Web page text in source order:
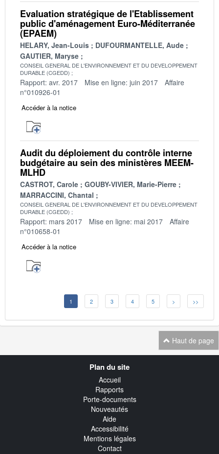
Evaluation stratégique de l'Etablissement
public d'aménagement Euro-Méditerranée
(EPAEM)
HELARY, Jean-Louis
DUFOURMANTELLE, Aude
GAUTIER, Maryse
CONSEIL GENERAL DE L'ENVIRONNEMENT ET DU DEVELOPPEMENT
DURABLE (CGEDD)
Rapport: avr. 2017 Mise en ligne: juin 2017
Affaire
n°010926-01
Accéder à la notice
Audit du déploiement du contrôle interne
budgétaire au sein des ministères MEEM-
MLHD
CASTROT, Carole
GOUBY-VIVIER, Marie-Pierre
MARRACCINI, Chantal
CONSEIL GENERAL DE L'ENVIRONNEMENT ET DU DEVELOPPEMENT
DURABLE (CGEDD)
Rapport: mars 2017 Mise en ligne: mai 2017
Affaire
n°010658-01
Accéder à la notice
1 2 3 4 5 > >>
Haut de page
Plan du site
Accueil
Rapports
Porte-documents
Nouveautés
Aide
Accessibilité
Mentions légales
Contact